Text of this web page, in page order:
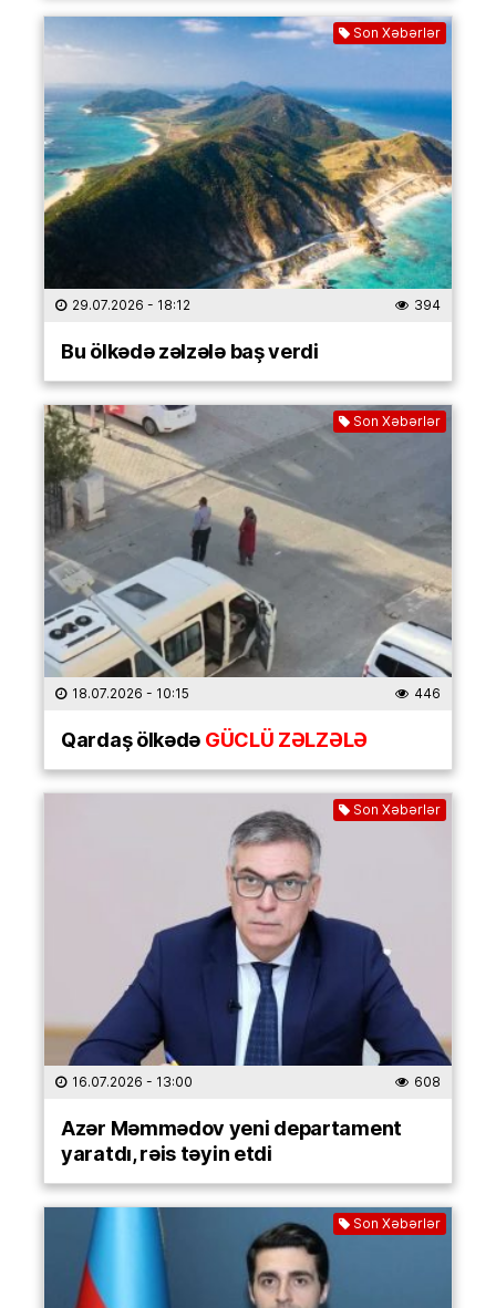
Son Xəbərlər
29.07.2026 - 18:12 394
Bu ölkədə zəlzələ baş verdi
Son Xəbərlər
18.07.2026 - 10:15 446
Qardaş ölkədəGÜCLÜ ZƏLZƏLƏ
Son Xəbərlər
16.07.2026 - 13:00 608
Azər Məmmədov yeni departament
yaratdı, rəis təyin etdi
Son Xəbərlər